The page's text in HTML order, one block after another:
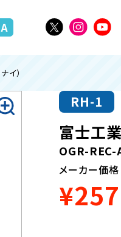
A
イ）
RH-1
富士工業
OGR-
メーカー価格